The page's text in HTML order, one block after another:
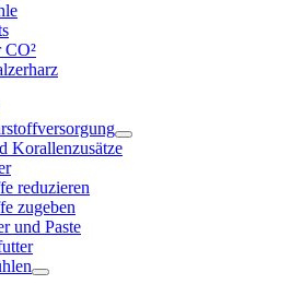
Korallenzusätze
reduzieren
zugeben
und Paste